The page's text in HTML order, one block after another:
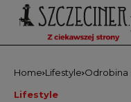
Home Lifestyle Odrobina
Lifestyle